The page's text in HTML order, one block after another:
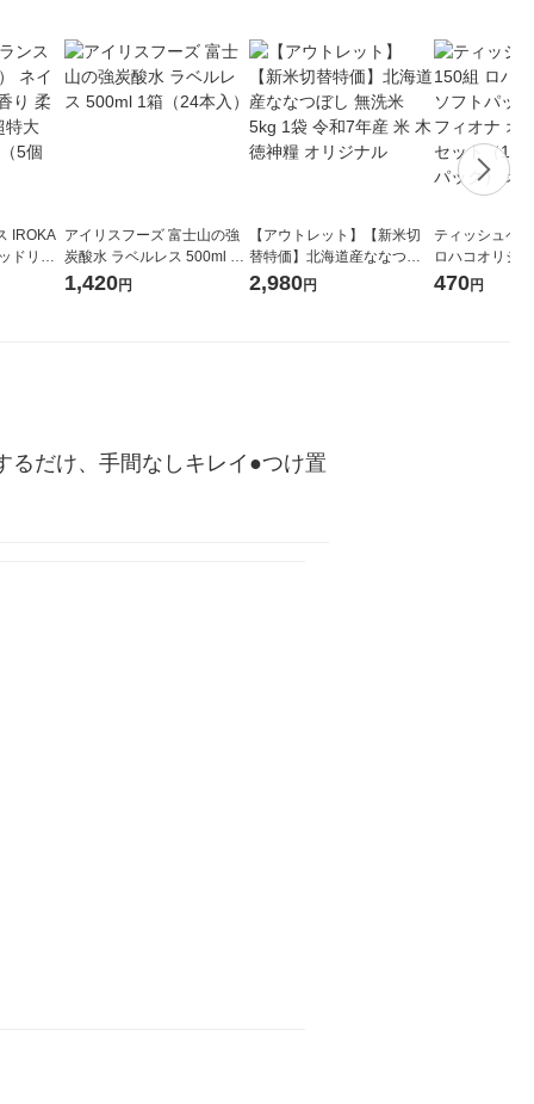
IROKA
ドリリ
替え 超
（5個
アイリスフーズ 富士山の強
炭酸水 ラベルレス 500ml 1
箱（24本入）
1,420円
【アウトレット】【新米切
替特価】北海道産ななつぼ
し 無洗米 5kg 1袋 令和7年産
米 木徳神糧 オリジナル
2,980円
ティッシュペ
ロハコオリジ
ックティッシ
470円
るだけ、手間なしキレイ●つけ置